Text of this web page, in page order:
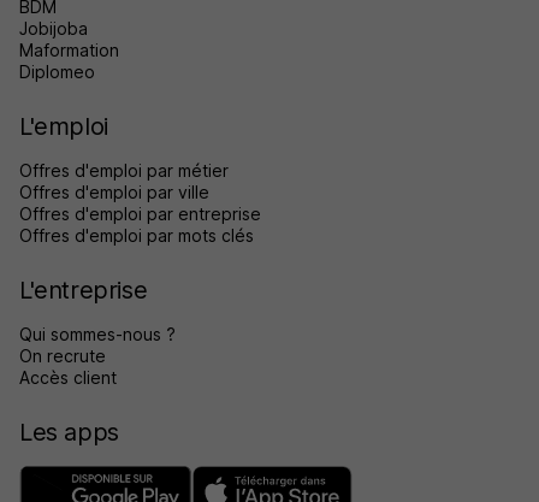
BDM
Jobijoba
Maformation
Diplomeo
L'emploi
Offres d'emploi par métier
Offres d'emploi par ville
Offres d'emploi par entreprise
Offres d'emploi par mots clés
L'entreprise
Qui sommes-nous ?
On recrute
Accès client
Les apps